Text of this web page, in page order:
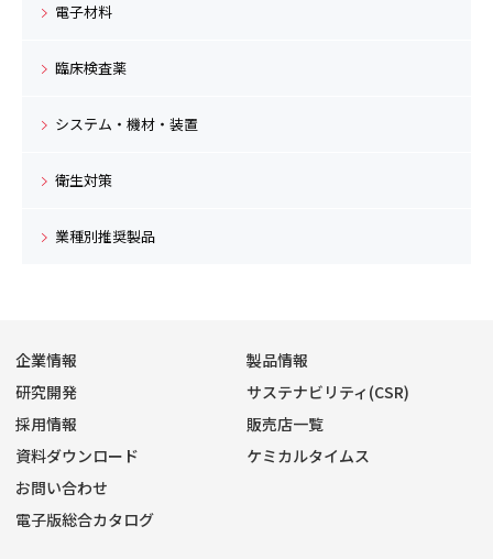
電子材料
臨床検査薬
システム・機材・装置
衛生対策
業種別推奨製品
企業情報
製品情報
研究開発
サステナビリティ(CSR)
採用情報
販売店一覧
資料ダウンロード
ケミカルタイムス
お問い合わせ
電子版総合カタログ